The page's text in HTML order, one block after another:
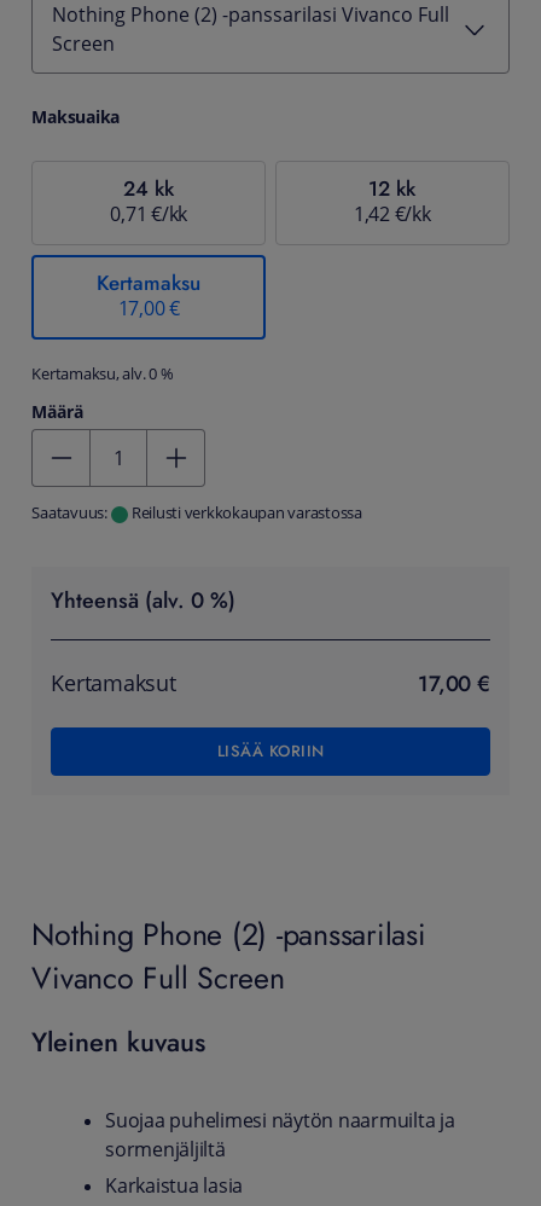
Nothing Phone (2) -panssarilasi Vivanco Full
Screen
Maksuaika
24 kk
0,71 €/kk
12 kk
1,42 €/kk
Kertamaksu
17,00 €
Kertamaksu, alv. 0 %
Määrä
Saatavuus: Reilusti verkkokaupan varastossa
Yhteensä (alv. 0 %)
Kertamaksut 17,00 €
LISÄÄ KORIIN
Nothing Phone (2) -panssarilasi
Vivanco Full Screen
Yleinen kuvaus
Suojaa puhelimesi näytön naarmuilta ja
sormenjäljiltä
Karkaistua lasia